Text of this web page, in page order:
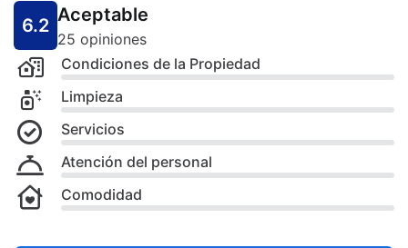
6.2 Aceptable
25 opiniones
Condiciones de la Propiedad
Limpieza
Servicios
Atención del personal
Comodidad